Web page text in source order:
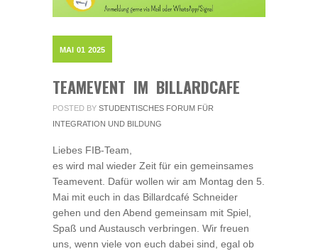
MAI 01 2025
TEAMEVENT IM BILLARDCAFE
POSTED BY STUDENTISCHES FORUM FÜR
INTEGRATION UND BILDUNG
Liebes FIB-Team,
es wird mal wieder Zeit für ein gemeinsames
Teamevent. Dafür wollen wir am Montag den 5.
Mai mit euch in das Billardcafé Schneider
gehen und den Abend gemeinsam mit Spiel,
Spaß und Austausch verbringen. Wir freuen
uns, wenn viele von euch dabei sind, egal ob